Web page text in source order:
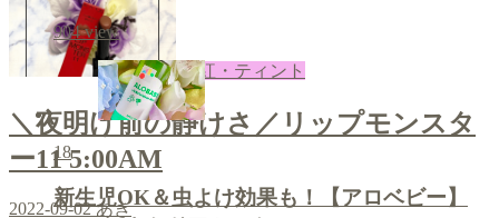
口紅・ティント
＼夜明け前の静けさ／リップモンスタ
ー11 5:00AM
2022-09-02 あき
904view
18
新生児OK＆虫よけ効果も！【アロベビー】